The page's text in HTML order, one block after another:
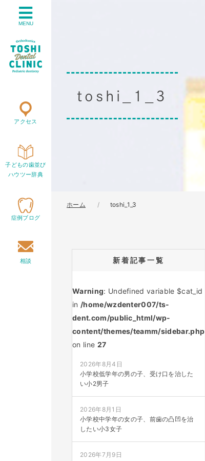
MENU
アクセス
子どもの歯並び
ハウツー辞典
症例ブログ
相談
toshi_1_3
ホーム toshi_1_3
新着記事一覧
Warning: Undefined variable $cat_id
in /home/wzdenter007/ts-
dent.com/public_html/wp-
content/themes/teamm/sidebar.php
on line 27
2026年8月4日
小学校低学年の男の子、受け口を治した
い小2男子
2026年8月1日
小学校中学年の女の子、前歯の凸凹を治
したい小3女子
2026年7月9日